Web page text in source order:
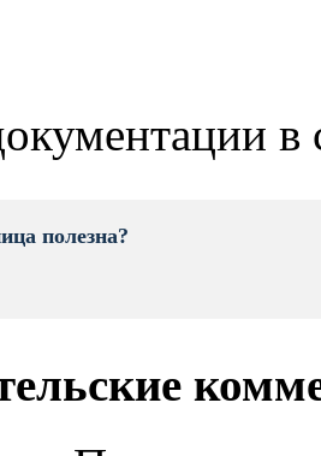
в
полезна?